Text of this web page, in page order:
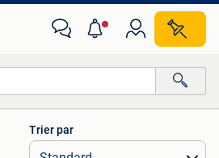
les distances…
Trier par